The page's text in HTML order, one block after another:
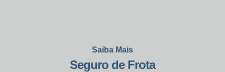
Saiba Mais
Seguro de Frota